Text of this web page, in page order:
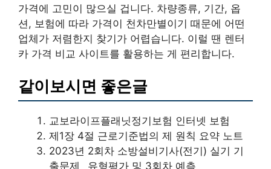
가격에 고민이 많으실 겁니다. 차량종류, 기간, 옵
션, 보험에 따라 가격이 천차만별이기 때문에 어떤
업체가 저렴한지 찾기가 어렵습니다. 이럴 땐 렌터
카 가격 비교 사이트를 활용하는 게 편리합니다.
같이보시면 좋은글
교보라이프플래닛정기보험 인터넷 보험
제1장 4절 근로기준법의 제 원칙 요약 노트
2023년 2회차 소방설비기사(전기) 실기 기
출문제_ 유형평가 및 3회차 예측